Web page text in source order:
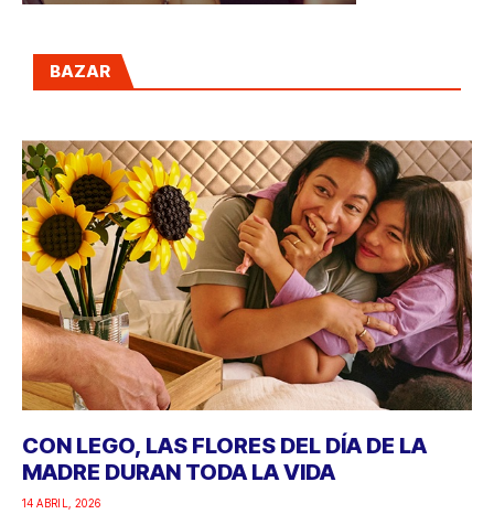
BAZAR
CON LEGO, LAS FLORES DEL DÍA DE LA
MADRE DURAN TODA LA VIDA
14 ABRIL, 2026